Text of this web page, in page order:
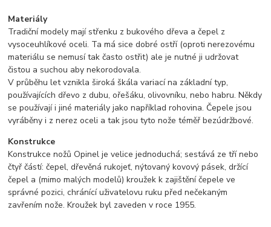
Materiály
Tradiční modely mají střenku z bukového dřeva a čepel z
vysoceuhlíkové oceli. Ta má sice dobré ostří (oproti nerezovému
materiálu se nemusí tak často ostřit) ale je nutné ji udržovat
čistou a suchou aby nekorodovala.
V průběhu let vznikla široká škála variací na základní typ,
používajících dřevo z dubu, ořešáku, olivovníku, nebo habru. Někdy
se používají i jiné materiály jako například rohovina. Čepele jsou
vyráběny i z nerez oceli a tak jsou tyto nože téměř bezúdržbové.
Konstrukce
Konstrukce nožů Opinel je velice jednoduchá; sestává ze tří nebo
čtyř částí: čepel, dřevěná rukojeť, nýtovaný kovový pásek, držící
čepel a (mimo malých modelů) kroužek k zajištění čepele ve
správné pozici, chránící uživatelovu ruku před nečekaným
zavřením nože. Kroužek byl zaveden v roce 1955.